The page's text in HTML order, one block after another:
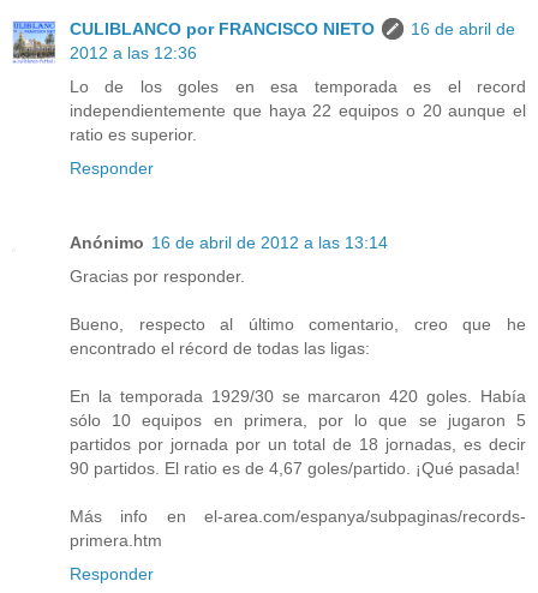
CULIBLANCO por FRANCISCO NIETO
16 de abril de
2012 a las 12:36
Lo de los goles en esa temporada es el record
independientemente que haya 22 equipos o 20 aunque el
ratio es superior.
Responder
Anónimo 16 de abril de 2012 a las 13:14
Gracias por responder.
Bueno, respecto al último comentario, creo que he
encontrado el récord de todas las ligas:
En la temporada 1929/30 se marcaron 420 goles. Había
sólo 10 equipos en primera, por lo que se jugaron 5
partidos por jornada por un total de 18 jornadas, es decir
90 partidos. El ratio es de 4,67 goles/partido. ¡Qué pasada!
Más info en el-area.com/espanya/subpaginas/records-
primera.htm
Responder